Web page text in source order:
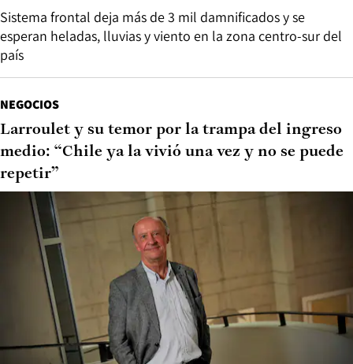
Sistema frontal deja más de 3 mil damnificados y se
esperan heladas, lluvias y viento en la zona centro-sur del
país
NEGOCIOS
Larroulet y su temor por la trampa del ingreso
medio: “Chile ya la vivió una vez y no se puede
repetir”